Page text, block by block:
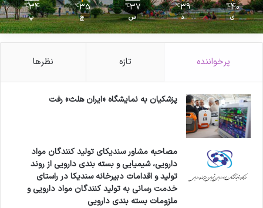
40
℃
ی
39
℃
د
37
℃
س
35
℃
چ
34
℃
پ
پرخواننده تازه نظرها
پزشکیان به نمایشگاه «ایران هلث» رفت
مصاحبه مشاور سندیکای تولید کنندگان مواد
دارویی، شیمیایی و بسته بندی دارویی از روند
تولید و اقدامات دبیرخانه سندیکا در راستای
خدمت رسانی به تولید کنندگان مواد دارویی و
ملزومات بسته بندی دارویی